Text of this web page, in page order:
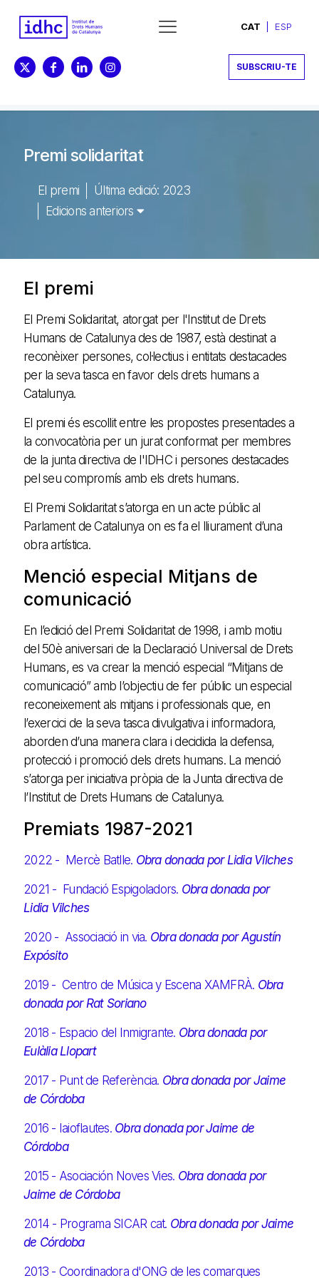
CAT ESP
SUBSCRIU-TE
Premi solidaritat
El premi
Última edició: 2023
Edicions anteriors
El premi
El Premi Solidaritat, atorgat per l'Institut de Drets
Humans de Catalunya des de 1987, està destinat a
reconèixer persones, col·lectius i entitats destacades
per la seva tasca en favor dels drets humans a
Catalunya.
El premi és escollit entre les propostes presentades a
la convocatòria per un jurat conformat per membres
de la junta directiva de l'IDHC i persones destacades
pel seu compromís amb els drets humans.
El Premi Solidaritat s’atorga en un acte públic al
Parlament de Catalunya on es fa el lliurament d’una
obra artística.
Menció especial Mitjans de
comunicació
En l’edició del Premi Solidaritat de 1998, i amb motiu
del 50è aniversari de la Declaració Universal de Drets
Humans, es va crear la menció especial “Mitjans de
comunicació” amb l’objectiu de fer públic un especial
reconeixement als mitjans i professionals que, en
l’exercici de la seva tasca divulgativa i informadora,
aborden d’una manera clara i decidida la defensa,
protecció i promoció dels drets humans. La menció
s’atorga per iniciativa pròpia de la Junta directiva de
l’Institut de Drets Humans de Catalunya.
Premiats 1987-2021
2022 - Mercè Batlle. Obra donada por Lidia Vilches
2021 - Fundació Espigoladors. Obra donada por
Lidia Vilches
2020 - Associació in via. Obra donada por Agustín
Expósito
2019 - Centro de Música y Escena XAMFRÀ. Obra
donada por Rat Soriano
2018 - Espacio del Inmigrante. Obra donada por
Eulàlia Llopart
2017 - Punt de Referència. Obra donada por Jaime
de Córdoba
2016 - Iaioflautes. Obra donada por Jaime de
Córdoba
2015 - Asociación Noves Vies. Obra donada por
Jaime de Córdoba
2014 - Programa SICAR cat. Obra donada por Jaime
de Córdoba
2013 - Coordinadora d'ONG de les comarques